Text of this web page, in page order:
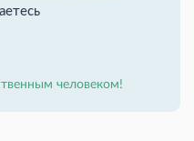
человеком!